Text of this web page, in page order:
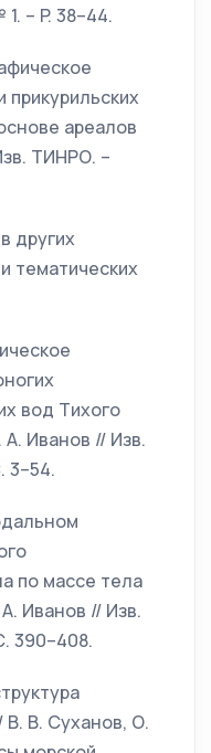
– P. 38–44.
прикурильских
ареалов
ТИНРО. –
других
тематических
вод Тихого
А. Иванов // Изв.
3–54.
по массе тела
Иванов // Изв.
390–408.
В. В. Суханов, О.